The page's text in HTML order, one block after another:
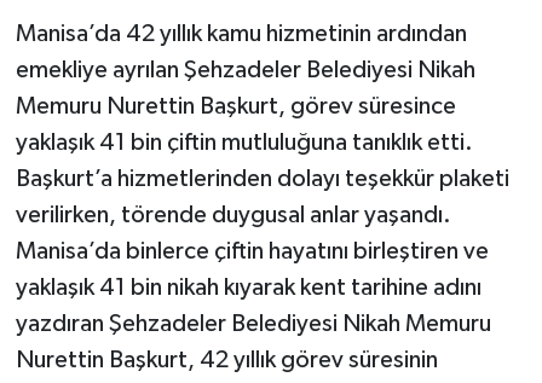
Manisa’da 42 yıllık kamu hizmetinin ardından
emekliye ayrılan Şehzadeler Belediyesi Nikah
Memuru Nurettin Başkurt, görev süresince
yaklaşık 41 bin çiftin mutluluğuna tanıklık etti.
Başkurt’a hizmetlerinden dolayı teşekkür plaketi
verilirken, törende duygusal anlar yaşandı.
Manisa’da binlerce çiftin hayatını birleştiren ve
yaklaşık 41 bin nikah kıyarak kent tarihine adını
yazdıran Şehzadeler Belediyesi Nikah Memuru
Nurettin Başkurt, 42 yıllık görev süresinin